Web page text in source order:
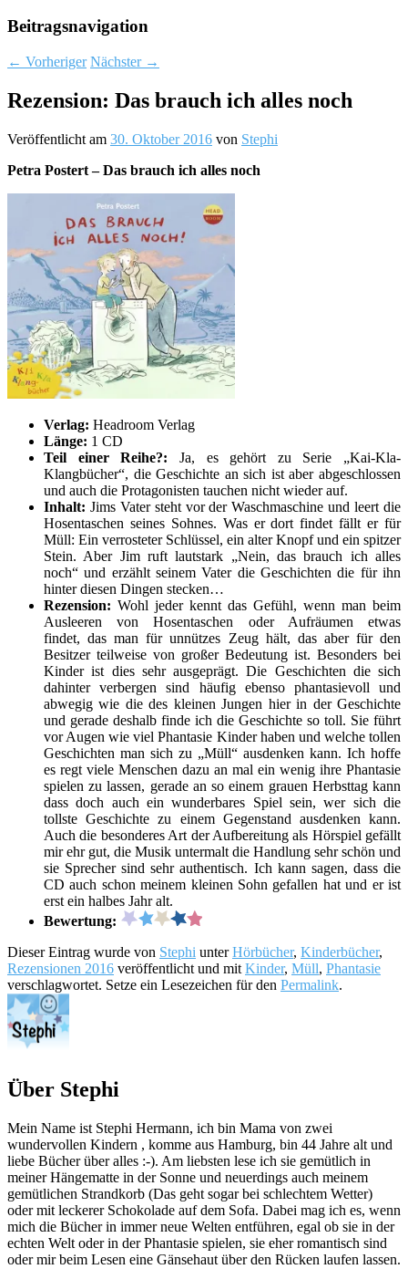
Beitragsnavigation
← Vorheriger Nächster →
Rezension: Das brauch ich alles noch
Veröffentlicht am 30. Oktober 2016 von Stephi
Petra Postert – Das brauch ich alles noch
Verlag: Headroom Verlag
Länge: 1 CD
Teil einer Reihe?: Ja, es gehört zu Serie „Kai-Kla-
Klangbücher“, die Geschichte an sich ist aber abgeschlossen
und auch die Protagonisten tauchen nicht wieder auf.
Inhalt: Jims Vater steht vor der Waschmaschine und leert die
Hosentaschen seines Sohnes. Was er dort findet fällt er für
Müll: Ein verrosteter Schlüssel, ein alter Knopf und ein spitzer
Stein. Aber Jim ruft lautstark „Nein, das brauch ich alles
noch“ und erzählt seinem Vater die Geschichten die für ihn
hinter diesen Dingen stecken…
Rezension: Wohl jeder kennt das Gefühl, wenn man beim
Ausleeren von Hosentaschen oder Aufräumen etwas
findet, das man für unnützes Zeug hält, das aber für den
Besitzer teilweise von großer Bedeutung ist. Besonders bei
Kinder ist dies sehr ausgeprägt. Die Geschichten die sich
dahinter verbergen sind häufig ebenso phantasievoll und
abwegig wie die des kleinen Jungen hier in der Geschichte
und gerade deshalb finde ich die Geschichte so toll. Sie führt
vor Augen wie viel Phantasie Kinder haben und welche tollen
Geschichten man sich zu „Müll“ ausdenken kann. Ich hoffe
es regt viele Menschen dazu an mal ein wenig ihre Phantasie
spielen zu lassen, gerade an so einem grauen Herbsttag kann
dass doch auch ein wunderbares Spiel sein, wer sich die
tollste Geschichte zu einem Gegenstand ausdenken kann.
Auch die besonderes Art der Aufbereitung als Hörspiel gefällt
mir ehr gut, die Musik untermalt die Handlung sehr schön und
sie Sprecher sind sehr authentisch. Ich kann sagen, dass die
CD auch schon meinem kleinen Sohn gefallen hat und er ist
erst ein halbes Jahr alt.
Bewertung:
Dieser Eintrag wurde von Stephi unterHörbücher, Kinderbücher,
Rezensionen 2016 veröffentlicht und mit Kinder, Müll, Phantasie
verschlagwortet. Setze ein Lesezeichen für den Permalink.
Über Stephi
Mein Name ist Stephi Hermann, ich bin Mama von zwei
wundervollen Kindern , komme aus Hamburg, bin 44 Jahre alt und
liebe Bücher über alles :-). Am liebsten lese ich sie gemütlich in
meiner Hängematte in der Sonne und neuerdings auch meinem
gemütlichen Strandkorb (Das geht sogar bei schlechtem Wetter)
oder mit leckerer Schokolade auf dem Sofa. Dabei mag ich es, wenn
mich die Bücher in immer neue Welten entführen, egal ob sie in der
echten Welt oder in der Phantasie spielen, sie eher romantisch sind
oder mir beim Lesen eine Gänsehaut über den Rücken laufen lassen.